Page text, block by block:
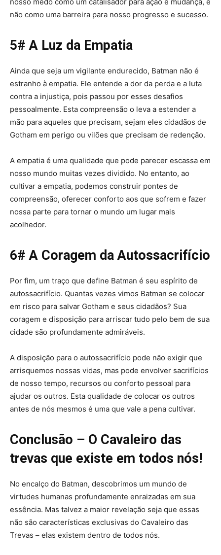
não como uma barreira para nosso progresso e sucesso.
5# A Luz da Empatia
Ainda que seja um vigilante endurecido, Batman não é
estranho à empatia. Ele entende a dor da perda e a luta
contra a injustiça, pois passou por esses desafios
pessoalmente. Esta compreensão o leva a estender a
mão para aqueles que precisam, sejam eles cidadãos de
Gotham em perigo ou vilões que precisam de redenção.
A empatia é uma qualidade que pode parecer escassa em
nosso mundo muitas vezes dividido. No entanto, ao
cultivar a empatia, podemos construir pontes de
compreensão, oferecer conforto aos que sofrem e fazer
nossa parte para tornar o mundo um lugar mais
acolhedor.
6# A Coragem da Autossacrifício
Por fim, um traço que define Batman é seu espírito de
autossacrifício. Quantas vezes vimos Batman se colocar
em risco para salvar Gotham e seus cidadãos? Sua
coragem e disposição para arriscar tudo pelo bem de sua
cidade são profundamente admiráveis.
A disposição para o autossacrifício pode não exigir que
arrisquemos nossas vidas, mas pode envolver sacrifícios
de nosso tempo, recursos ou conforto pessoal para
ajudar os outros. Esta qualidade de colocar os outros
antes de nós mesmos é uma que vale a pena cultivar.
Conclusão – O Cavaleiro das
trevas que existe em todos nós!
No encalço do Batman, descobrimos um mundo de
virtudes humanas profundamente enraizadas em sua
essência. Mas talvez a maior revelação seja que essas
não são características exclusivas do Cavaleiro das
Trevas – elas existem dentro de todos nós.